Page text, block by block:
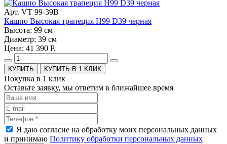
Арт. VT 99-39B
Кашпо Высокая трапеция H99 D39 черная
Высота: 99 см
Диаметр: 39 см
Цена: 41 390 Р.
КУПИТЬ В 1 КЛИК
Покупка в 1 клик
Оставьте заявку, мы ответим в ближайшее время
Я даю согласие на обработку моих персональных данных
и принимаю Политику обработки персональных данных